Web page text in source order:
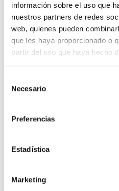
información sobre el uso que
nuestros partners de redes
web, quienes pueden
que les haya proporcionado o
partir del uso que haya hecho
de cookies
Necesario
Preferencias
Estadística
Marketing
Aspaym apuesta por la
23 ABRIL, 2025
CÁNCER